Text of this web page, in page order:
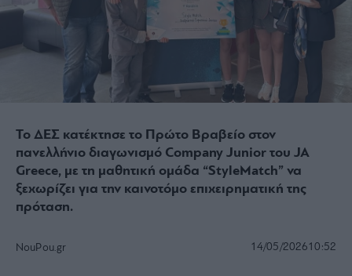
Το ΔΕΣ κατέκτησε το Πρώτο Βραβείο στον
πανελλήνιο διαγωνισμό Company Junior του JA
Greece, με τη μαθητική ομάδα “StyleMatch” να
ξεχωρίζει για την καινοτόμο επιχειρηματική της
πρόταση.
NouPou.gr 14/05/202610:52